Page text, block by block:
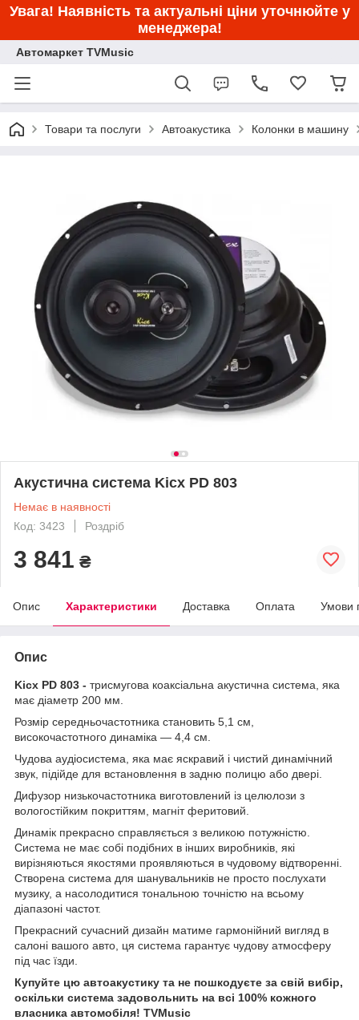
Увага! Наявність та актуальні ціни уточнюйте у
менеджера!
Автомаркет TVMusic
Товари та послуги Автоакустика Колонки в машину
Акустична система Kicx PD 803
Немає в наявності
Код: 3423
Роздріб
3 841 ₴
Опис Характеристики Доставка Оплата Умови
Опис
Kicx PD 803 - трисмугова коаксіальна акустична система, яка
має діаметр 200 мм.
Розмір середньочастотника становить 5,1 см,
високочастотного динаміка — 4,4 см.
Чудова аудіосистема, яка має яскравий і чистий динамічний
звук, підійде для встановлення в задню полицю або двері.
Дифузор низькочастотника виготовлений із целюлози з
вологостійким покриттям, магніт феритовий.
Динамік прекрасно справляється з великою потужністю.
Система не має собі подібних в інших виробників, які
вирізняються якостями проявляються в чудовому відтворенні.
Створена система для шанувальників не просто послухати
музику, а насолодитися тональною точністю на всьому
діапазоні частот.
Прекрасний сучасний дизайн матиме гармонійний вигляд в
салоні вашого авто, ця система гарантує чудову атмосферу
під час їзди.
Купуйте цю автоакустику та не пошкодуєте за свій вибір,
оскільки система задовольнить на всі 100% кожного
власника автомобіля! TVMusic